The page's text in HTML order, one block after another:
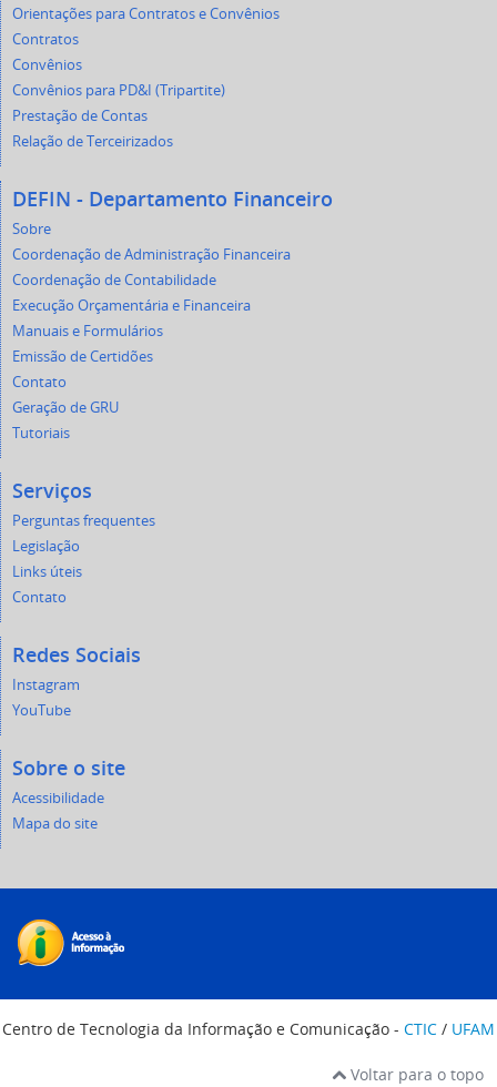
Orientações para Contratos e Convênios
Contratos
Convênios
Convênios para PD&I (Tripartite)
Prestação de Contas
Relação de Terceirizados
DEFIN - Departamento Financeiro
Sobre
Coordenação de Administração Financeira
Coordenação de Contabilidade
Execução Orçamentária e Financeira
Manuais e Formulários
Emissão de Certidões
Contato
Geração de GRU
Tutoriais
Serviços
Perguntas frequentes
Legislação
Links úteis
Contato
Redes Sociais
Instagram
YouTube
Sobre o site
Acessibilidade
Mapa do site
Centro de Tecnologia da Informação e Comunicação - CTIC / UFAM
Voltar para o topo